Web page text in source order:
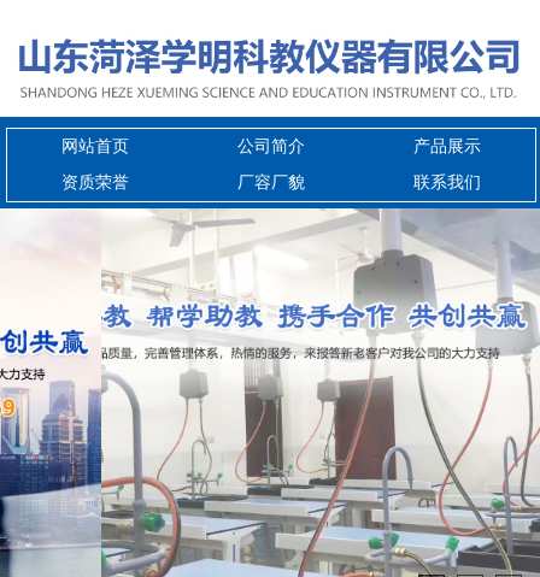
网站首页 公司简介
产品展示
资质荣誉
厂容厂貌 联系我们